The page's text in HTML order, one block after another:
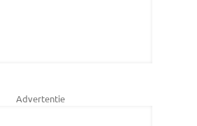
Advertentie